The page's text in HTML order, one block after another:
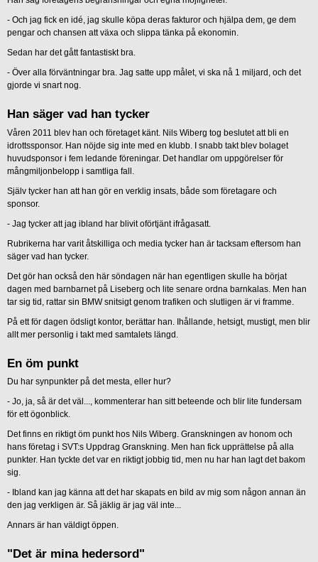
- Och jag fick en idé, jag skulle köpa deras fakturor och hjälpa dem, ge dem
pengar och chansen att växa och slippa tänka på ekonomin.
Sedan har det gått fantastiskt bra.
- Över alla förväntningar bra. Jag satte upp målet, vi ska nå 1 miljard, och det
gjorde vi snart nog.
Han säger vad han tycker
Våren 2011 blev han och företaget känt. Nils Wiberg tog beslutet att bli en
idrottssponsor. Han nöjde sig inte med en klubb. I snabb takt blev bolaget
huvudsponsor i fem ledande föreningar. Det handlar om uppgörelser för
mångmiljonbelopp i samtliga fall.
Själv tycker han att han gör en verklig insats, både som företagare och
sponsor.
- Jag tycker att jag ibland har blivit oförtjänt ifrågasatt.
Rubrikerna har varit åtskilliga och media tycker han är tacksam eftersom han
säger vad han tycker.
Det gör han också den här söndagen när han egentligen skulle ha börjat
dagen med barnbarnet på Liseberg och lite senare ordna barnkalas. Men han
tar sig tid, rattar sin BMW snitsigt genom trafiken och slutligen är vi framme.
På ett för dagen ödsligt kontor, berättar han. Ihållande, hetsigt, mustigt, men blir
allt mer personlig i takt med samtalets längd.
En öm punkt
Du har synpunkter på det mesta, eller hur?
- Jo, ja, så är det väl..., kommenterar han sitt beteende och blir lite fundersam
för ett ögonblick.
Det finns en riktigt öm punkt hos Nils Wiberg. Granskningen av honom och
hans företag i SVT:s Uppdrag Granskning. Men han fick upprättelse på alla
punkter. Han tyckte det var en riktigt jobbig tid, men nu har han lagt det bakom
sig.
- Ibland kan jag känna att det har skapats en bild av mig som någon annan än
den jag verkligen är. Så jäklig är jag väl inte...
Annars är han väldigt öppen.
"Det är mina hedersord"